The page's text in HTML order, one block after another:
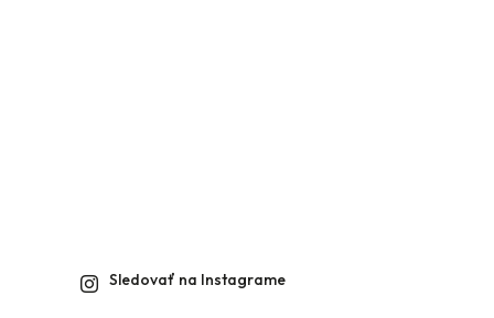
Sledovať na Instagrame